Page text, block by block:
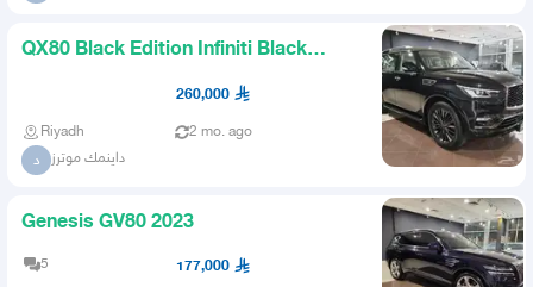
QX80 Black Edition Infiniti Black
260,000
Riyadh 2 mo. ago
د داينمك موترز
Genesis GV80 2023
5 177,000